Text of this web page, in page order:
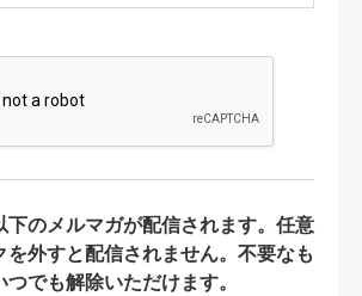
下のメルマガが配信されます。任意
を外すと配信されません。不要なも
でも解除いただけます。